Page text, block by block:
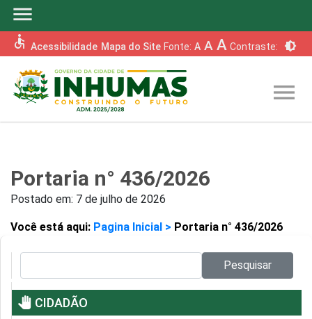
menu
accessible Acessibilidade Mapa do Site Fonte: A A A Contraste: brightness_6
menu
Portaria n° 436/2026
Postado em: 7 de julho de 2026
Você está aqui: Pagina Inicial > Portaria n° 436/2026
Pesquisar
pan_tool CIDADÃO